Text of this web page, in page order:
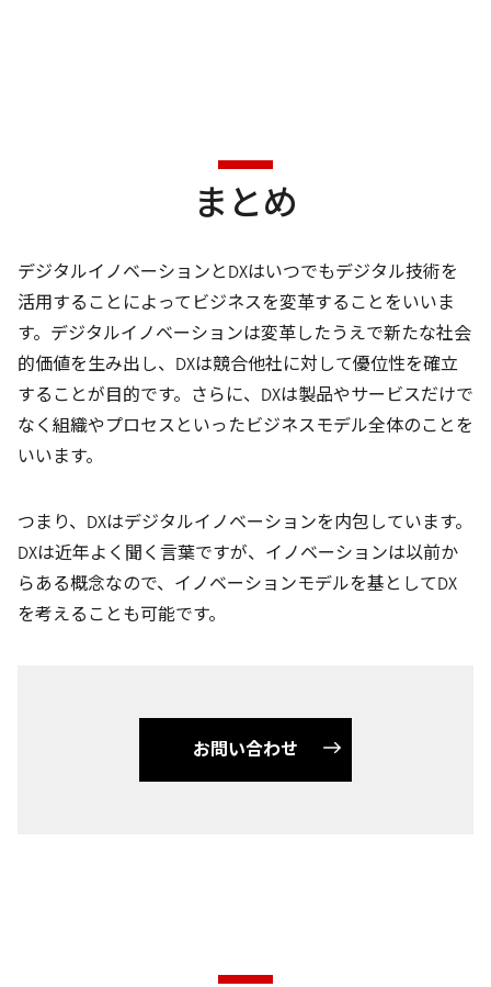
まとめ
デジタルイノベーションとDXはいつでもデジタル技術を
活用することによってビジネスを変革することをいいま
す。デジタルイノベーションは変革したうえで新たな社会
的価値を生み出し、DXは競合他社に対して優位性を確立
することが目的です。さらに、DXは製品やサービスだけで
なく組織やプロセスといったビジネスモデル全体のことを
いいます。
つまり、DXはデジタルイノベーションを内包しています。
DXは近年よく聞く言葉ですが、イノベーションは以前か
らある概念なので、イノベーションモデルを基としてDX
を考えることも可能です。
お問い合わせ